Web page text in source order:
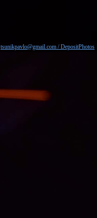
tsunikpavlo@gmail.com / DepositPhotos